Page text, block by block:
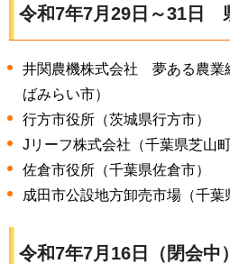
令和7年7月29日～31日
井関農機株式会社 夢ある農業
ばみらい市）
行方市役所（茨城県行方市）
Jリーフ株式会社（千葉県芝山町
佐倉市役所（千葉県佐倉市）
成田市公設地方卸売市場（千葉
令和7年7月16日（閉会中